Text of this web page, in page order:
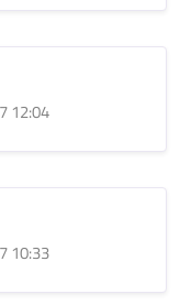
12:04
10:33